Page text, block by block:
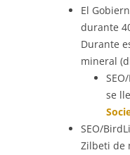
El
durante
Durante
mineral
se
SEO/
Zilbeti de